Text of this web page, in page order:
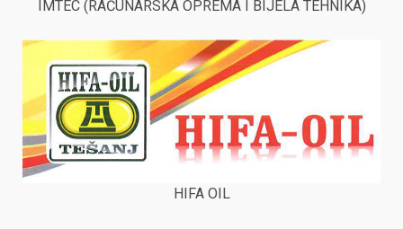
IMTEC (RAČUNARSKA OPREMA I BIJELA TEHNIKA)
HIFA OIL